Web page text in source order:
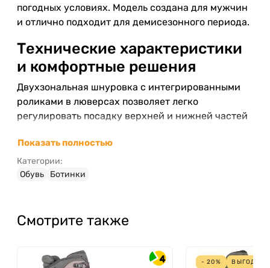
погодных условиях. Модель создана для мужчин
и отлично подходит для демисезонного периода.
Технические характеристики
и комфортные решения
Двухзональная шнуровка с интегрированными
роликами в люверсах позволяет легко
регулировать посадку верхней и нижней частей
ступни. СистемыX-LACING
гарантируют правильное расположение язычка,
а также способствуют энергосбережению во
наполнения создан с учетом анатомии
защиту.
Показать полностью
Категории:
Обувь
Ботинки
Смотрите также
4 - 20% ВЫГОДА